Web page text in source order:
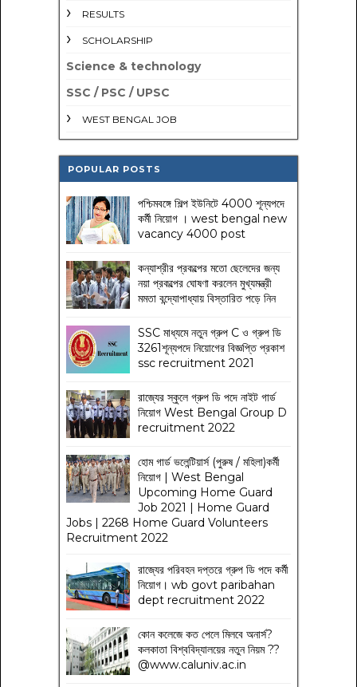
RESULTS
SCHOLARSHIP
Science & technology
SSC / PSC / UPSC
WEST BENGAL JOB
POPULAR POSTS
পশ্চিমবঙ্গে শিল্প ইউনিটে 4000 শূন্যপদে
কর্মী নিয়োগ । west bengal new
vacancy 4000 post
কন্যাশ্রীর প্রকল্পের মতো ছেলেদের জন্য
নয়া প্রকল্পের ঘোষণা করলেন মুখ্যমন্ত্রী
মমতা বন্দ্যোপাধ্যায় বিস্তারিত পড়ে নিন
SSC মাধ্যমে নতুন গ্রুপ C ও গ্রুপ ডি
3261শূন্যপদে নিয়োগের বিজ্ঞপ্তি প্রকাশ
ssc recruitment 2021
রাজ্যের স্কুলে গ্রুপ ডি পদে নাইট গার্ড
নিয়োগ West Bengal Group D
recruitment 2022
হোম গার্ড ভলেন্টিয়ার্স (পুরুষ / মহিলা)কর্মী
নিয়োগ | West Bengal
Upcoming Home Guard
Job 2021 | Home Guard
Jobs | 2268 Home Guard Volunteers
Recruitment 2022
রাজ্যের পরিবহন দপ্তরে গ্রুপ ডি পদে কর্মী
নিয়োগ। wb govt paribahan
dept recruitment 2022
কোন কলেজে কত পেলে মিলবে অনার্স?
কলকাতা বিশ্ববিদ্যালয়ের নতুন নিয়ম??
@www.caluniv.ac.in